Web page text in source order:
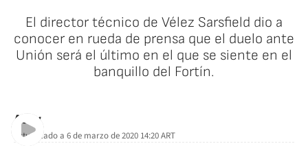
El director técnico de Vélez Sarsfield dio a
conocer en rueda de prensa que el duelo ante
Unión será el último en el que se siente en el
banquillo del Fortín.
AStv
Actualizado a 6 de marzo de 2020 14:20ART